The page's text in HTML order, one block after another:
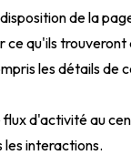
de la
ce qu'ils trouveront
les détails de
flux d'activité au
les interactions.